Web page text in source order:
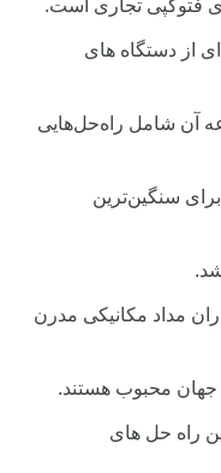
فتوکپی تجاری است.
از دستگاه های
آن شامل راه‌حل‌هایی
سنگین‌ترین
مداد مکانیکی مدرن
محبوب هستند.
راه حل های